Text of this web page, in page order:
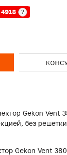
4918 ?
Gekon Vent